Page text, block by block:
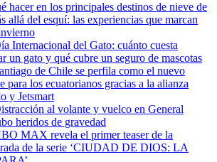
hacer en los principales destinos de nieve de
allá del esquí: las experiencias que marcan
Internacional del Gato: cuánto cuesta
un gato y qué cubre un seguro de mascotas
de Chile se perfila como el nuevo
para los ecuatorianos gracias a la alianza
y Jetsmart
al volante y vuelco en General
heridos de gravedad
MAX revela el primer teaser de la
de la serie ‘CIUDAD DE DIOS: LA